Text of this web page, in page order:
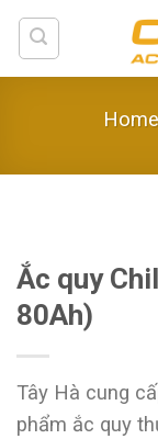
Skip
content
Home
Ắc quy
80Ah)
Tây Hà cung
phẩm ắc quy